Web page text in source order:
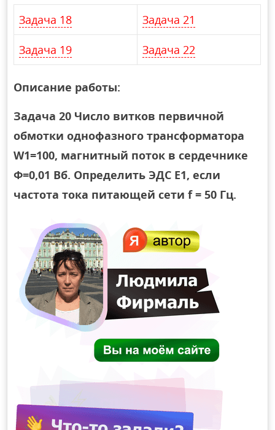
Задача 18 Задача 21
Задача 19 Задача 22
Описание работы:
Задача 20 Число витков первичной
обмотки однофазного трансформатора
W1=100, магнитный поток в сердечнике
Ф=0,01 Вб. Определить ЭДС E1, если
частота тока питающей сети f = 50 Гц.